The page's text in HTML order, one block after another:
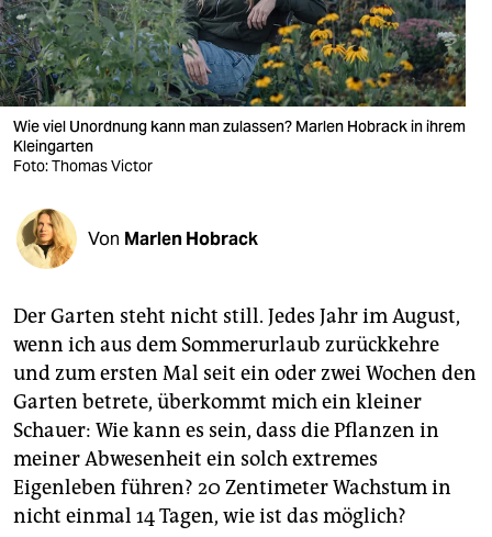
wahrheit
verlag
verlag
veranstaltungen
shop
fragen & hilfe
abo
genossenschaft
epaper login
Wie viel Unordnung kann man zulassen? Marlen Hobrack in ihrem
Kleingarten
Foto: Thomas Victor
Von Marlen Hobrack
Der Garten steht nicht still. Jedes Jahr im August,
wenn ich aus dem Sommerurlaub zurückkehre
und zum ersten Mal seit ein oder zwei Wochen den
Garten betrete, überkommt mich ein kleiner
Schauer: Wie kann es sein, dass die Pflanzen in
meiner Abwesenheit ein solch extremes
Eigenleben führen? 20 Zentimeter Wachstum in
nicht einmal 14 Tagen, wie ist das möglich?